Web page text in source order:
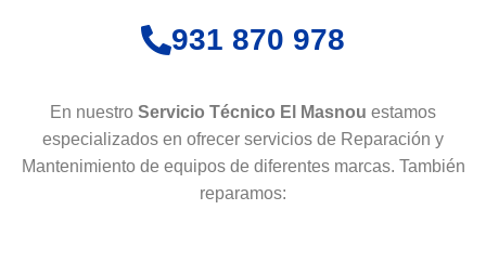
931 870 978
En nuestro Servicio Técnico El Masnou estamos
especializados en ofrecer servicios de Reparación y
Mantenimiento de equipos de diferentes marcas. También
reparamos: